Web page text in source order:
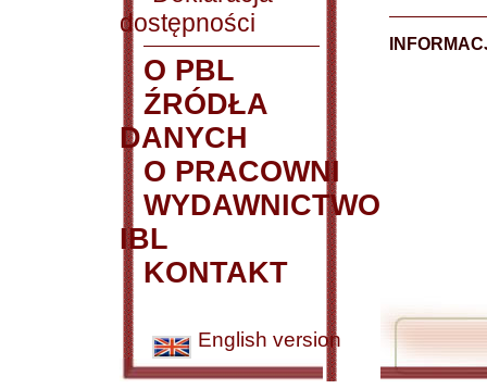
dostępności
O PBL
ŹRÓDŁA
DANYCH
O PRACOWNI
WYDAWNICTWO
IBL
KONTAKT
English version